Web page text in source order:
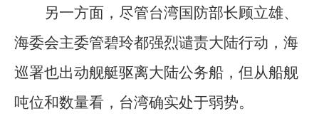
另一方面，尽管台湾国防部长顾立雄、
海委会主委管碧玲都强烈谴责大陆行动，海
巡署也出动舰艇驱离大陆公务船，但从船舰
吨位和数量看，台湾确实处于弱势。